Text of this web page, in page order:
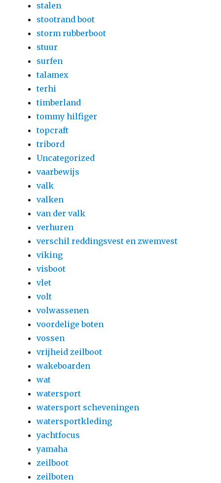
stalen
stootrand boot
storm rubberboot
stuur
surfen
talamex
terhi
timberland
tommy hilfiger
topcraft
tribord
Uncategorized
vaarbewijs
valk
valken
van der valk
verhuren
verschil reddingsvest en zwemvest
viking
visboot
vlet
volt
volwassenen
voordelige boten
vossen
vrijheid zeilboot
wakeboarden
wat
watersport
watersport scheveningen
watersportkleding
yachtfocus
yamaha
zeilboot
zeilboten